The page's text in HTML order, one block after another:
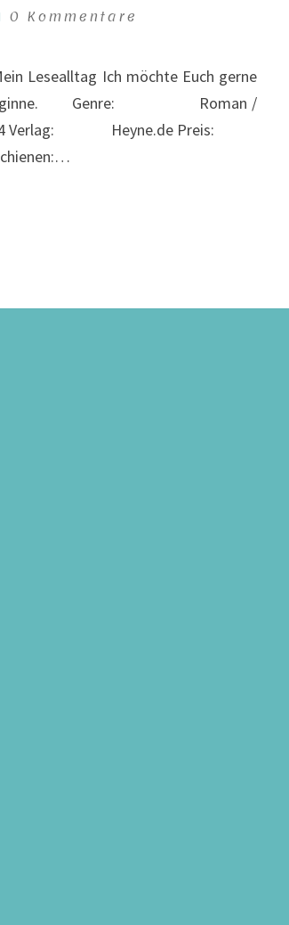
V
C
Kommentare
0 Kommentare
Lesealltag Ich möchte Euch gerne
beginne. Genre: Roman /
4 Verlag: Heyne.de Preis: